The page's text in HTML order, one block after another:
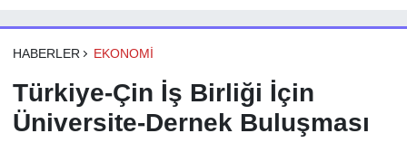
HABERLER EKONOMI
Türkiye-Çin İş Birliği İçin
Üniversite-Dernek Buluşması